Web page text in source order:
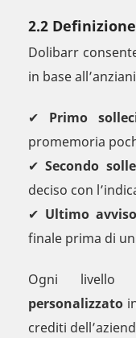
2.2
Dolibarr
in base
✔ Primo
promemoria
✔Secondo
deciso con
✔ Ultimo
finale prima di
Ogni livello
personalizzato
crediti